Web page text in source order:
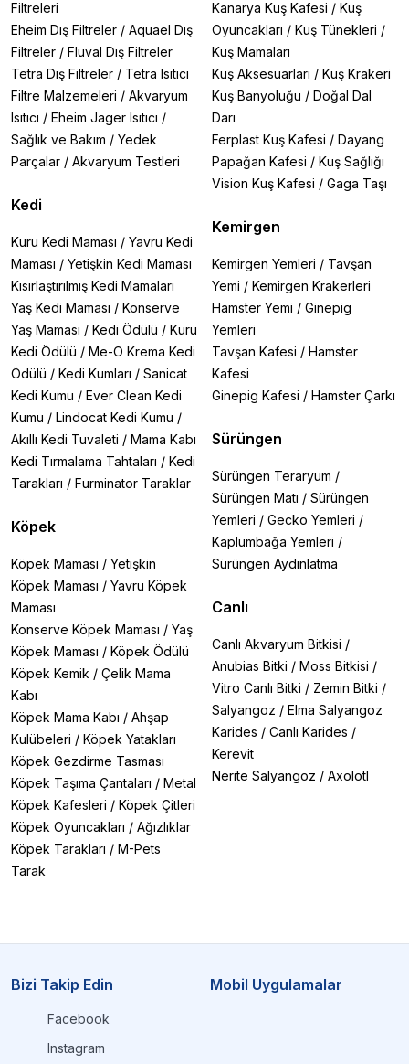
Filtreleri
Eheim Dış Filtreler / Aquael Dış
Filtreler / Fluval Dış Filtreler
Tetra Dış Filtreler / Tetra Isıtıcı
Filtre Malzemeleri / Akvaryum
Isıtıcı / Eheim Jager Isıtıcı /
Sağlık ve Bakım / Yedek
Parçalar / Akvaryum Testleri
Kedi
Kuru Kedi Maması / Yavru Kedi
Maması / Yetişkin Kedi Maması
Kısırlaştırılmış Kedi Mamaları
Yaş Kedi Maması / Konserve
Yaş Maması / Kedi Ödülü / Kuru
Kedi Ödülü / Me-O Krema Kedi
Ödülü / Kedi Kumları / Sanicat
Kedi Kumu / Ever Clean Kedi
Kumu / Lindocat Kedi Kumu /
Akıllı Kedi Tuvaleti / Mama Kabı
Kedi Tırmalama Tahtaları / Kedi
Tarakları / Furminator Taraklar
Köpek
Köpek Maması / Yetişkin
Köpek Maması / Yavru Köpek
Maması
Konserve Köpek Maması / Yaş
Köpek Maması / Köpek Ödülü
Köpek Kemik / Çelik Mama
Kabı
Köpek Mama Kabı / Ahşap
Kulübeleri / Köpek Yatakları
Köpek Gezdirme Tasması
Köpek Taşıma Çantaları / Metal
Köpek Kafesleri / Köpek Çitleri
Köpek Oyuncakları / Ağızlıklar
Köpek Tarakları / M-Pets
Tarak
Kanarya Kuş Kafesi / Kuş
Oyuncakları / Kuş Tünekleri /
Kuş Mamaları
Kuş Aksesuarları / Kuş Krakeri
Kuş Banyoluğu / Doğal Dal
Darı
Ferplast Kuş Kafesi / Dayang
Papağan Kafesi / Kuş Sağlığı
Vision Kuş Kafesi / Gaga Taşı
Kemirgen
Kemirgen Yemleri / Tavşan
Yemi / Kemirgen Krakerleri
Hamster Yemi / Ginepig
Yemleri
Tavşan Kafesi / Hamster
Kafesi
Ginepig Kafesi / Hamster Çarkı
Sürüngen
Sürüngen Teraryum /
Sürüngen Matı / Sürüngen
Yemleri / Gecko Yemleri /
Kaplumbağa Yemleri /
Sürüngen Aydınlatma
Canlı
Canlı Akvaryum Bitkisi /
Anubias Bitki / Moss Bitkisi /
Vitro Canlı Bitki / Zemin Bitki /
Salyangoz / Elma Salyangoz
Karides / Canlı Karides /
Kerevit
Nerite Salyangoz / Axolotl
Bizi Takip Edin
Facebook
Instagram
Mobil Uygulamalar